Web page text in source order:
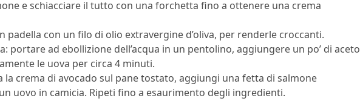
e schiacciare il tutto con una forchetta fino a ottenere una crema
padella con un filo di olio extravergine d’oliva, per renderle croccanti.
portare ad ebollizione dell’acqua in un pentolino, aggiungere un po’ di aceto
le uova per circa 4 minuti.
la crema di avocado sul pane tostato, aggiungi una fetta di salmone
uovo in camicia. Ripeti fino a esaurimento degli ingredienti.